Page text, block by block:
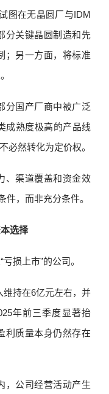
图在无晶圆厂与IDM
分关键晶圆制造和先
；另一方面，将标准
分国产厂商中被广泛
成熟度极高的产品线
必然转化为定价权。
、渠道覆盖和资金效
件，而非充分条件。
选择
损上市”的公司。
维持在6亿元左右，并
年前三季度显著抬
利质量本身仍然存在
，公司经营活动产生